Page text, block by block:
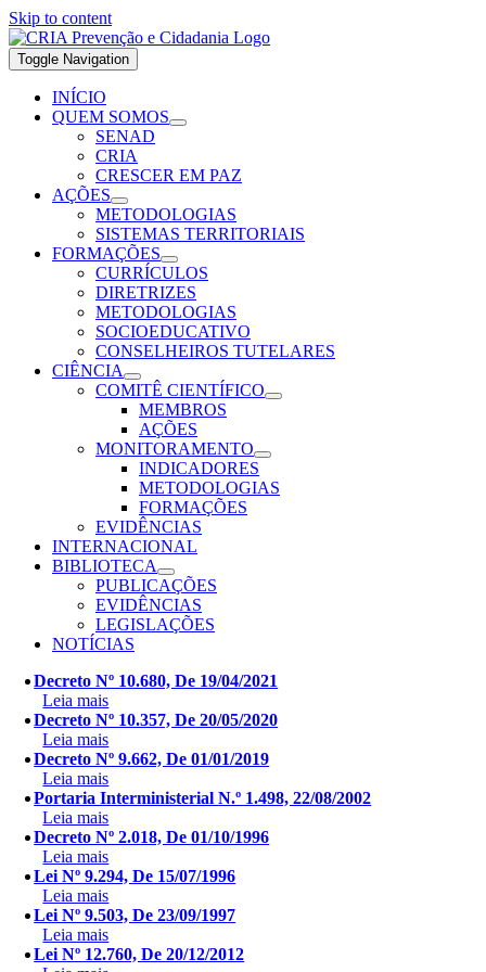
Skip to content
Toggle Navigation
INÍCIO
QUEM SOMOS
SENAD
CRIA
CRESCER EM PAZ
AÇÕES
METODOLOGIAS
SISTEMAS TERRITORIAIS
FORMAÇÕES
CURRÍCULOS
DIRETRIZES
METODOLOGIAS
SOCIOEDUCATIVO
CONSELHEIROS TUTELARES
CIÊNCIA
COMITÊ CIENTÍFICO
MEMBROS
AÇÕES
MONITORAMENTO
INDICADORES
METODOLOGIAS
FORMAÇÕES
EVIDÊNCIAS
INTERNACIONAL
BIBLIOTECA
PUBLICAÇÕES
EVIDÊNCIAS
LEGISLAÇÕES
NOTÍCIAS
Decreto Nº 10.680, De 19/04/2021
Leia mais
Decreto Nº 10.357, De 20/05/2020
Leia mais
Decreto Nº 9.662, De 01/01/2019
Leia mais
Portaria Interministerial N.º 1.498, 22/08/2002
Leia mais
Decreto Nº 2.018, De 01/10/1996
Leia mais
Lei Nº 9.294, De 15/07/1996
Leia mais
Lei Nº 9.503, De 23/09/1997
Leia mais
Lei Nº 12.760, De 20/12/2012